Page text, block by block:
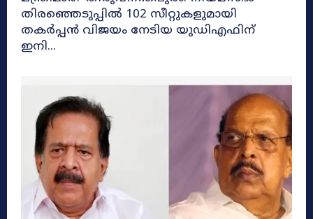
തിരഞ്ഞെടുപ്പിൽ 102 സീറ്റുകളുമായി
തകർപ്പൻ വിജയം നേടിയ യുഡിഎഫിന്
ഇനി...